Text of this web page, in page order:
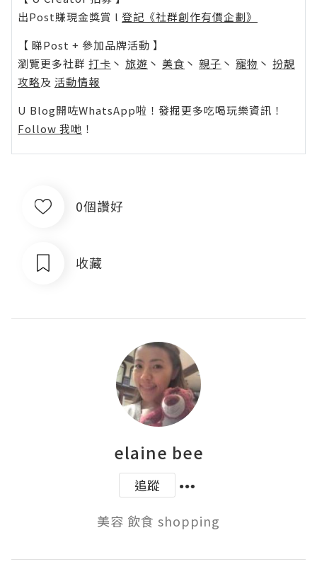
出Post賺現金獎賞 l 登記《社群創作有價企劃》
【 睇Post + 參加品牌活動 】
瀏覽更多社群 打卡 丶 旅遊 丶 美食 丶 親子 丶 寵物 丶 扮靚
攻略及 活動情報
U Blog開咗WhatsApp啦！發掘更多吃喝玩樂資訊！
Follow 我哋 ！
0個讚好
收藏
elaine bee
追蹤
美容 飲食 shopping